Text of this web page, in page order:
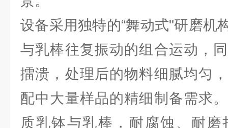
设备采用独特的“舞动式"研磨机
与乳棒往复振动的组合运动，
擂溃，处理后的物料细腻均匀
配中大量样品的精细制备需求
质乳钵与乳棒，耐腐蚀、耐